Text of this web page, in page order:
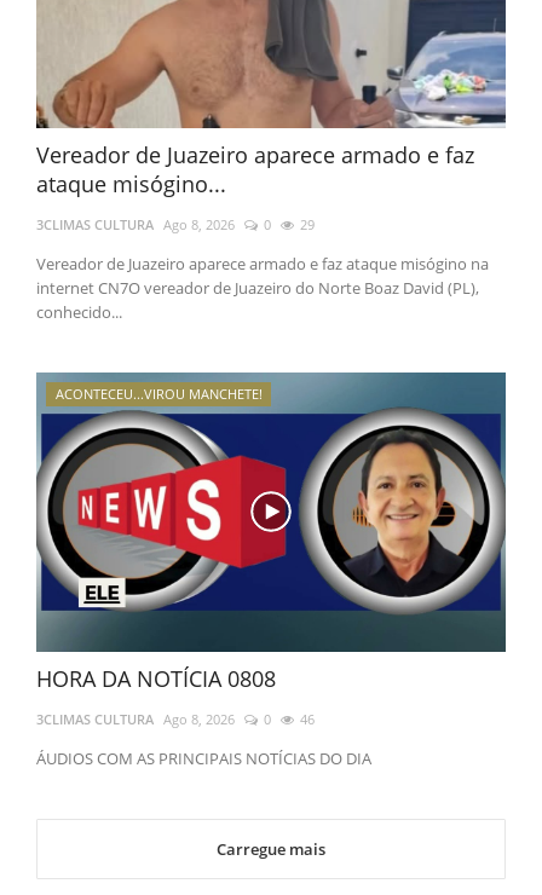
Vereador de Juazeiro aparece armado e faz
ataque misógino...
3CLIMAS CULTURA Ago 8, 2026 0 29
Vereador de Juazeiro aparece armado e faz ataque misógino na
internet CN7O vereador de Juazeiro do Norte Boaz David (PL),
conhecido...
ACONTECEU...VIROU MANCHETE!
HORA DA NOTÍCIA 0808
3CLIMAS CULTURA Ago 8, 2026 0 46
ÁUDIOS COM AS PRINCIPAIS NOTÍCIAS DO DIA
Carregue mais